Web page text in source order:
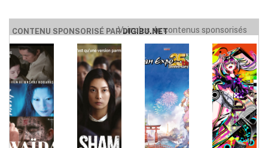
CONTENU SPONSORISÉ PARDIGIBU.NET
Voir plus de contenus sponsorisés